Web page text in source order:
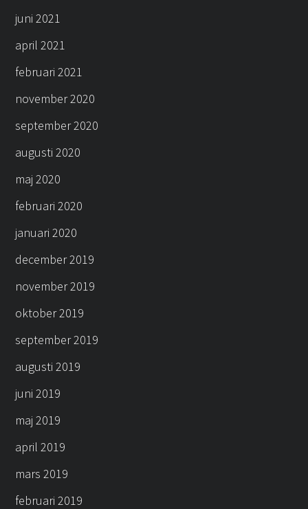
juni 2021
april 2021
februari 2021
november 2020
september 2020
augusti 2020
maj 2020
februari 2020
januari 2020
december 2019
november 2019
oktober 2019
september 2019
augusti 2019
juni 2019
maj 2019
april 2019
mars 2019
februari 2019